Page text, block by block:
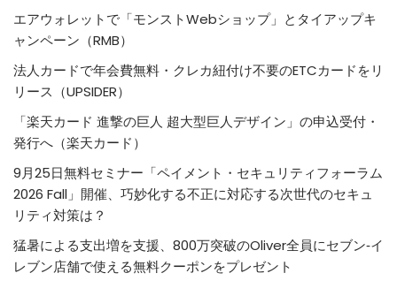
エアウォレットで「モンストWebショップ」とタイアップキ
ャンペーン（RMB）
法人カードで年会費無料・クレカ紐付け不要のETCカードをリ
リース（UPSIDER）
「楽天カード 進撃の巨人 超大型巨人デザイン」の申込受付・
発行へ（楽天カード）
9月25日無料セミナー「ペイメント・セキュリティフォーラム
2026 Fall」開催、巧妙化する不正に対応する次世代のセキュ
リティ対策は？
猛暑による支出増を支援、800万突破のOliver全員にセブン‐イ
レブン店舗で使える無料クーポンをプレゼント